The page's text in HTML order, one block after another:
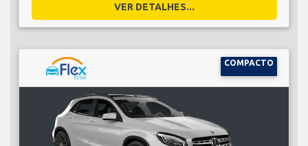
VER DETALHES...
COMPACTO